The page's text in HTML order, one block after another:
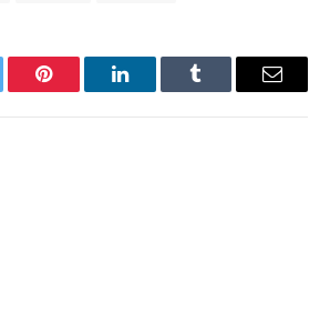
Pinterest LinkedInTumblr Email